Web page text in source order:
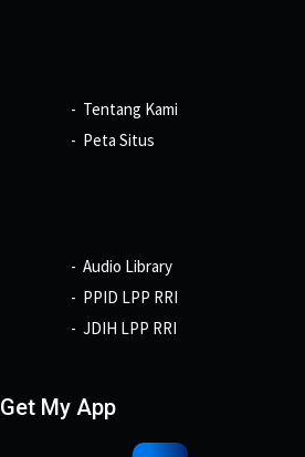
Tentang Kami
Peta Situs
Audio Library
PPID LPP RRI
JDIH LPP RRI
Get My App